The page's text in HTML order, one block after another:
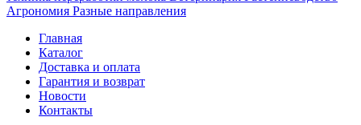
Агрономия Разные направления
Главная
Каталог
Доставка и оплата
Гарантия и возврат
Новости
Контакты